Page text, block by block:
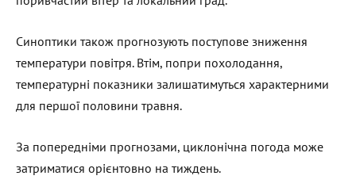
Синоптики також прогнозують поступове зниження
температури повітря. Втім, попри похолодання,
температурні показники залишатимуться характерними
для першої половини травня.
За попередніми прогнозами, циклонічна погода може
затриматися орієнтовно на тиждень.